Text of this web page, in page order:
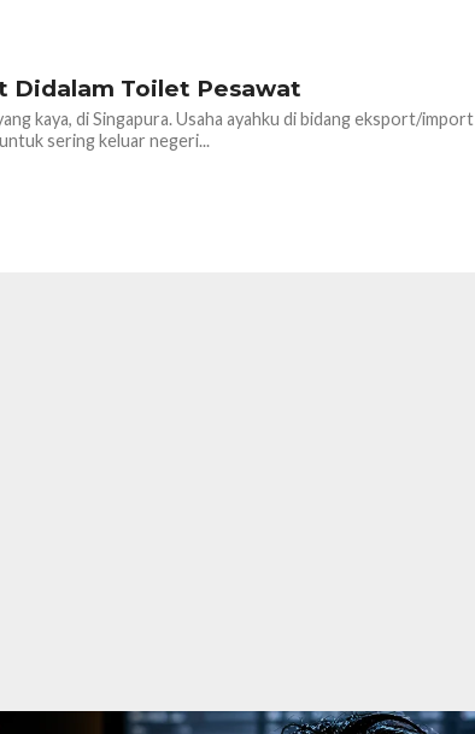
Didalam Toilet Pesawat
kaya, di Singapura. Usaha ayahku di bidang eksport/import
sering keluar negeri...